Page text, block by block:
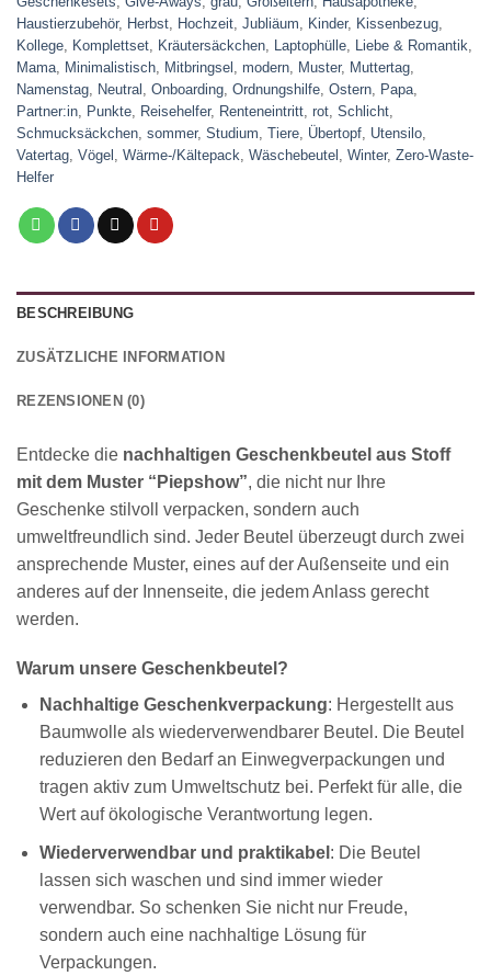
Haustierzubehör, Herbst Hochzeit Jubliäum Kinder, Kissenbezug
Kollege Komplettset Kräutersäckchen Laptophülle Liebe & Romantik
Mama Minimalistisch Mitbringsel modern Muster, Muttertag
Namenstag Neutral Onboarding Ordnungshilfe Ostern Papa
Partner:in Punkte Reisehelfer, Renteneintritt rot Schlicht
Schmucksäckchen sommer, Studium Tiere Übertopf Utensilo
Vatertag Vögel Wärme-/Kältepack Wäschebeutel Winter, Zero-Waste-
Helfer
BESCHREIBUNG
ZUSÄTZLICHE INFORMATION
REZENSIONEN (0)
Entdecke die nachhaltigen Geschenkbeutel aus Stoff
mit dem Muster “Piepshow”, die nicht nur Ihre
Geschenke stilvoll verpacken, sondern auch
umweltfreundlich sind. Jeder Beutel überzeugt durch zwei
ansprechende Muster, eines auf der Außenseite und ein
anderes auf der Innenseite, die jedem Anlass gerecht
werden.
Warum unsere Geschenkbeutel?
Nachhaltige Geschenkverpackung: Hergestellt aus
Baumwolle als wiederverwendbarer Beutel. Die Beutel
reduzieren den Bedarf an Einwegverpackungen und
tragen aktiv zum Umweltschutz bei. Perfekt für alle, die
Wert auf ökologische Verantwortung legen.
Wiederverwendbar und praktikabel : Die Beutel
lassen sich waschen und sind immer wieder
verwendbar. So schenken Sie nicht nur Freude,
sondern auch eine nachhaltige Lösung für
Verpackungen.